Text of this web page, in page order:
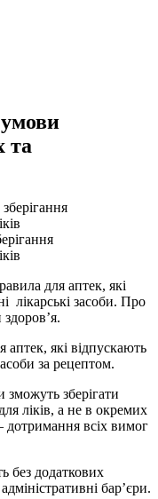
та
для аптек, які
лікарські засоби. Про
які відпускають
за рецептом.
зберігати
ліків, а не в окремих
дотримання всіх вимог
без додаткових
бар’єри.